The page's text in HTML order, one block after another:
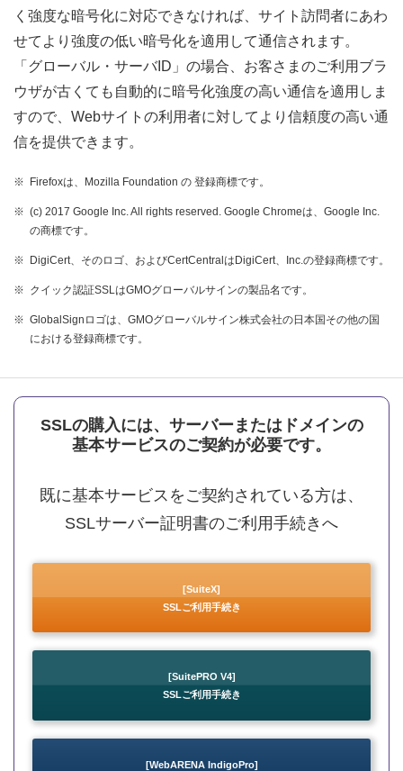
く強度な暗号化に対応できなければ、サイト訪問者にあわ
せてより強度の低い暗号化を適用して通信されます。
「グローバル・サーバID」の場合、お客さまのご利用ブラ
ウザが古くても自動的に暗号化強度の高い通信を適用しま
すので、Webサイトの利用者に対してより信頼度の高い通
信を提供できます。
※ Firefoxは、Mozilla Foundation の 登録商標です。
※ (c) 2017 Google Inc. All rights reserved. Google Chromeは、Google Inc.
の商標です。
※ DigiCert、そのロゴ、およびCertCentralはDigiCert、Inc.の登録商標です。
※ クイック認証SSLはGMOグローバルサインの製品名です。
※ GlobalSignロゴは、GMOグローバルサイン株式会社の日本国その他の国
における登録商標です。
SSLの購入には、サーバーまたはドメインの
基本サービスのご契約が必要です。
既に基本サービスをご契約されている方は、
SSLサーバー証明書のご利用手続きへ
[SuiteX]
SSLご利用手続き
[SuitePRO V4]
SSLご利用手続き
[WebARENA IndigoPro]